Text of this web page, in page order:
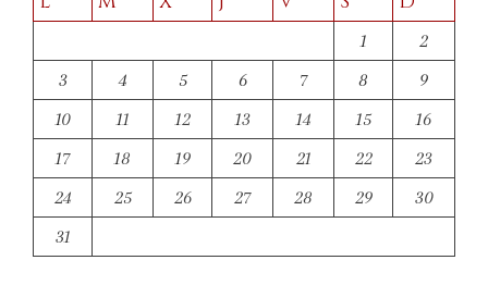
1
2
3
4 5 6 7 8
9
10
11 12 13 14 15
16
17
18 19 20 21 22
23
24
25 26 27 28 29
30
31